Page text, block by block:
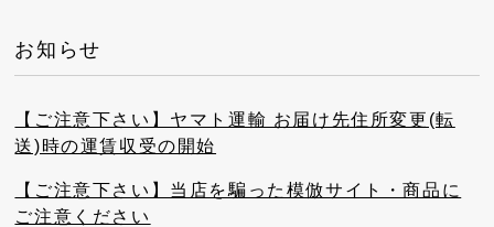
お知らせ
【ご注意下さい】ヤマト運輸 お届け先住所変更(転
送)時の運賃収受の開始
【ご注意下さい】当店を騙った模倣サイト・商品に
ご注意ください